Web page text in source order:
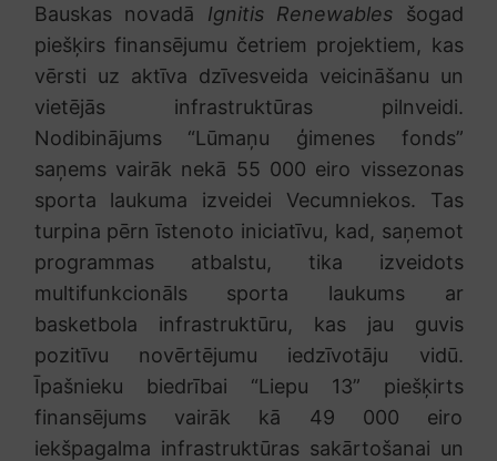
Bauskas novadā Ignitis Renewables šogad
piešķirs finansējumu četriem projektiem, kas
vērsti uz aktīva dzīvesveida veicināšanu un
vietējās infrastruktūras pilnveidi.
Nodibinājums “Lūmaņu ģimenes fonds”
saņems vairāk nekā 55 000 eiro vissezonas
sporta laukuma izveidei Vecumniekos. Tas
turpina pērn īstenoto iniciatīvu, kad, saņemot
programmas atbalstu, tika izveidots
multifunkcionāls sporta laukums ar
basketbola infrastruktūru, kas jau guvis
pozitīvu novērtējumu iedzīvotāju vidū.
Īpašnieku biedrībai “Liepu 13” piešķirts
finansējums vairāk kā 49 000 eiro
iekšpagalma infrastruktūras sakārtošanai un